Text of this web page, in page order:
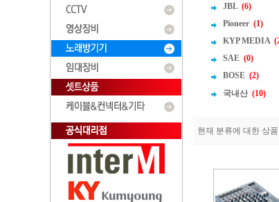
JBL (6)
Pioneer (1)
KYP MEDIA
SAE (0)
BOSE (2)
국내산 (10)
현재 분류에 대한 상